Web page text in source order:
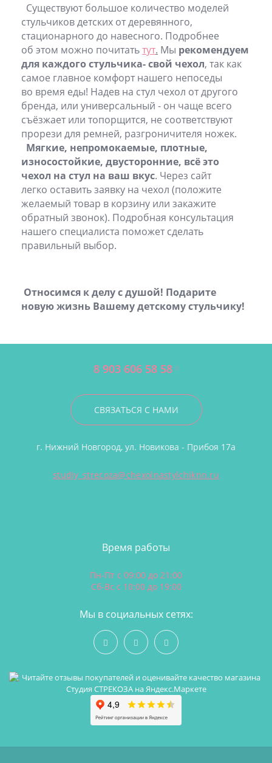
Существуют большое количество моделей
стульчиков детских от деревянного,
стационарного до навесного. Подробнее
об этом можно почитатьтут. Мы рекомендуем
для каждого стульчика- свой чехол, так как
самое главное комфорт нашего непоседы
во время еды! Надев на стул чехол от другого
бренда, или универсальный - он чаще всего
съёзжает или топорщится, не соответствуют
прорези для ремней, разгроничителя ножек.
Мягкие, непромокаемые, плотные,
износостойкие, двусторонние, всё это
чехол на стул на ваш вкус. Через сайт
легко оставить заявку на чехол (положите
желаемый товар в корзину или закажите
обратный звонок). Подробная консультация
нашего специалиста поможет сделать
правильный выбор.
Относимся к делу с душой! Подарите
новую жизнь Вашему детскому стульчику!
8 903 606 58 58
СВЯЗАТЬСЯ С НАМИ
г. Нижний Новгород, ул. Новикова - Прибоя 17а
studiy_strecoza@chexolnastylchiknn.ru
Время работы
Пн-Пт с 09:00 до 21:00
Сб-Вс с 10:00 до 19:00
Мы в социальных сетях: